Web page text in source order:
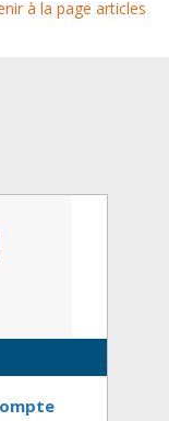
à la page articles